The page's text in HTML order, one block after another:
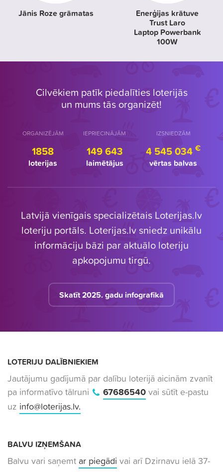
Jānis Roze grāmatas Enerģijas krātuve
Trust Laro
Laptop Powerbank
100W
Cilvēkiem patīk piedalīties loterijās
un mums tās organizēt!
ORGANIZĒJĀM
1858
loterijas
IEPRIECINĀJĀM
149 643
laimētājus
IZSNIEDZĀM
4 545 034€
vērtas balvas
Latvijā vienīgais specializētais Loterijas.lv
loteriju portāls. Loterijas.lv sniedz unikālu
informāciju bāzi par aktuālo loteriju
apkopojumu tirgū.
Skatīt 2025. gadu infografikā
LOTERIJU DALĪBNIEKIEM
Jautājumu gadījumā par dalību loterijā aicinām zvanīt
pa informatīvo tālruni
67686540vai sūtīt e-pastu
uz info@loterijas.lv.
BALVU IZŅEMŠANA
Balvu vari saņemt ar piegādi vai arī Dzirnavu ielā 37-